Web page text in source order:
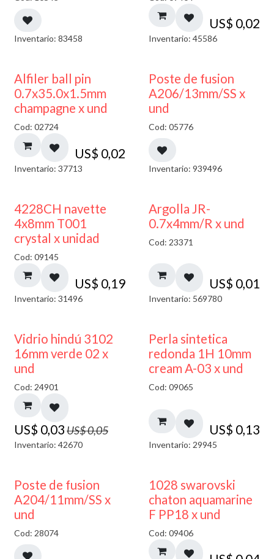
Inventario: 83458
US$ 0,02
Inventario: 45586
Alfiler ball pin
0.7x35.0x1.5mm
champagne x und
Cod: 02724
US$ 0,02
Inventario: 37713
Poste de fusion
A206/13mm/SS x
und
Cod: 05776
Inventario: 939496
4228CH navette
4x8mm T001
crystal x unidad
Cod: 09145
US$ 0,19
Inventario: 31496
Argolla JR-
0.7x4mm/R x und
Cod: 23371
US$ 0,01
Inventario: 569780
40% DESCUENTO
Vidrio hindú 3102
16mm verde 02 x
und
Cod: 24901
US$ 0,03US$0,05
Inventario: 42670
Perla sintetica
redonda 1H 10mm
cream A-03 x und
Cod: 09065
US$ 0,13
Inventario: 29945
Poste de fusion
A204/11mm/SS x
und
Cod: 28074
1028 swarovski
chaton aquamarine
F PP18 x und
Cod: 09406